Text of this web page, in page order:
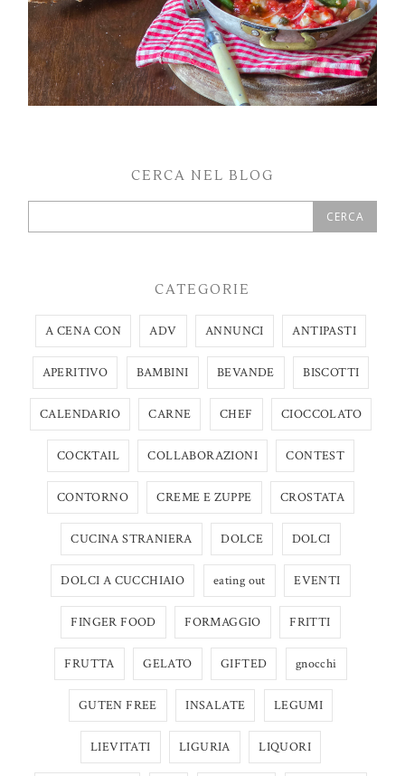
CERCA NEL BLOG
CATEGORIE
A CENA CON ADV ANNUNCI ANTIPASTI
APERITIVO BAMBINI BEVANDE BISCOTTI
CALENDARIO CARNE CHEF CIOCCOLATO
COCKTAIL COLLABORAZIONI CONTEST
CONTORNO CREME E ZUPPE CROSTATA
CUCINA STRANIERA DOLCE DOLCI
DOLCI A CUCCHIAIO eating out EVENTI
FINGER FOOD FORMAGGIO FRITTI
FRUTTA GELATO GIFTED gnocchi
GUTEN FREE INSALATE LEGUMI
LIEVITATI LIGURIA LIQUORI